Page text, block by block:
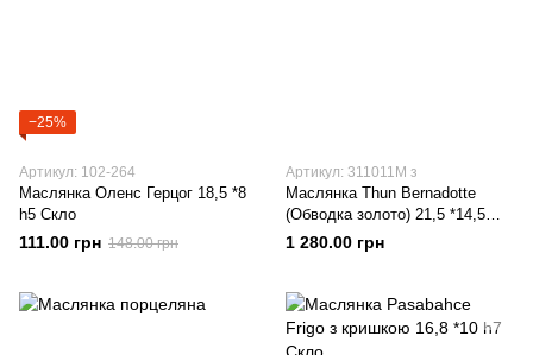
−25%
Артикул: 102-264
Маслянка Оленс Герцог 18,5 *8
h5 Скло
111.00 грн 148.00 грн
Артикул: 311011M з
Маслянка Thun Bernadotte
(Обводка золото) 21,5 *14,5
h9,5 порцеляна
1 280.00 грн